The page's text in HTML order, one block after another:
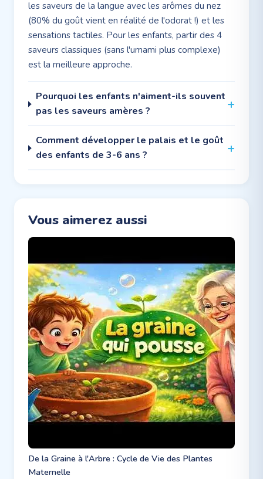
les saveurs de la langue avec les arômes du nez
(80% du goût vient en réalité de l'odorat !) et les
sensations tactiles. Pour les enfants, partir des 4
saveurs classiques (sans l'umami plus complexe)
est la meilleure approche.
Pourquoi les enfants n'aiment-ils souvent
pas les saveurs amères ?
Comment développer le palais et le goût
des enfants de 3-6 ans ?
Vous aimerez aussi
De la Graine à l'Arbre : Cycle de Vie des Plantes
Maternelle